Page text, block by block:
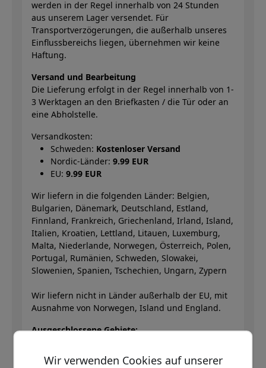
werden in der Regel innerhalb von 24 Stunden
aus unserem Lager versendet. Für
Transportverzögerungen, die außerhalb unseres
Einflussbereichs liegen, übernehmen wir keine
Haftung.
Versand und Bearbeitung
Die Lieferung erfolgt in der Regel innerhalb von 1-
3 Werktagen an den Briefkasten / die Tür oder an
eine Abholstelle.
Versandkosten:
Schweden: Kostenloser Versand
Nordic-Länder: 9.99 EUR
EU: 9.99 EUR
Wir liefern in die folgenden Länder: Belgien,
Bulgarien, Dänemark, Deutschland, Estland,
Finnland, Frankreich, Griechenland, Irland, Island,
Italien, Kroatien, Lettland, Litauen, Luxemburg,
Malta, Niederlande, Norwegen, Österreich, Polen,
Portugal, Rumänien, Schweden, Slowakei,
Slowenien, Spanien, Tschechien, Ungarn, Zypern
Wir liefern nicht in Länder außerhalb der EU, mit
Ausnahme von Norwegen, Island und England.
Ausgeschlossene Gebiete:
folgenden spezifischen Regionen
Wir verwenden Cookies auf unserer